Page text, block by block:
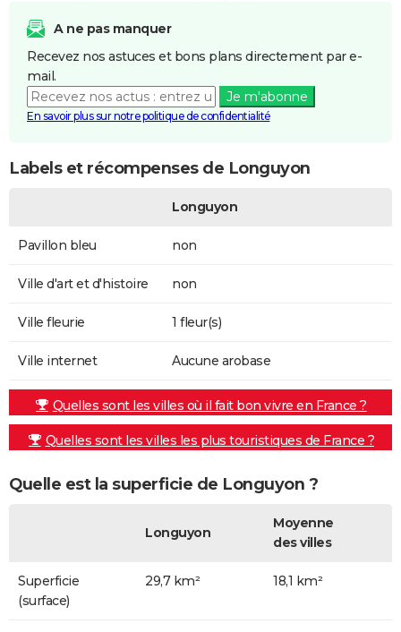
A ne pas manquer
Recevez nos astuces et bons plans directement par e-
mail.
Je m'abonne
En savoir plus sur notre politique de confidentialité
Labels et récompenses de Longuyon
Longuyon
Pavillon bleu non
Ville d'art et d'histoire non
Ville fleurie 1 fleur(s)
Ville internet Aucune arobase
Quelles sont les villes où il fait bon vivre en France ?
Quelles sont les villes les plus touristiques de France ?
Quelle est la superficie de Longuyon ?
Longuyon
Moyenne
des villes
Superficie
(surface)
29,7 km² 18,1 km²